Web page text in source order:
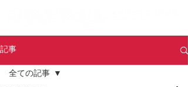
記事
全ての記事